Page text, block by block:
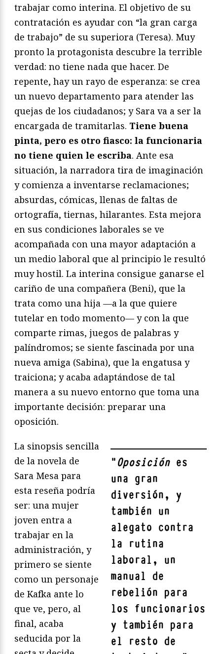
trabajar como interina. El objetivo de su
contratación es ayudar con “la gran carga
de trabajo” de su superiora (Teresa). Muy
pronto la protagonista descubre la terrible
verdad: no tiene nada que hacer. De
repente, hay un rayo de esperanza: se crea
un nuevo departamento para atender las
quejas de los ciudadanos; y Sara va a ser la
encargada de tramitarlas. Tiene buena
pinta, pero es otro fiasco: la funcionaria
no tiene quien le escriba. Ante esa
situación, la narradora tira de imaginación
y comienza a inventarse reclamaciones;
absurdas, cómicas, llenas de faltas de
ortografía, tiernas, hilarantes. Esta mejora
en sus condiciones laborales se ve
acompañada con una mayor adaptación a
un medio laboral que al principio le resultó
muy hostil. La interina consigue ganarse el
cariño de una compañera (Beni), que la
trata como una hija —a la que quiere
tutelar en todo momento— y con la que
comparte rimas, juegos de palabras y
palíndromos; se siente fascinada por una
nueva amiga (Sabina), que la engatusa y
traiciona; y acaba adaptándose de tal
manera a su nuevo entorno que toma una
importante decisión: preparar una
oposición.
"Oposiciónes
una gran
diversión, y
también un
alegato contra
la rutina
laboral, un
manual de
rebelión para
los funcionarios
y también para
el resto de
La sinopsis sencilla
de la novela de
Sara Mesa para
esta reseña podría
ser: una mujer
joven entra a
trabajar en la
administración, y
primero se siente
como un personaje
de Kafka ante lo
que ve, pero, al
final, acaba
seducida por la